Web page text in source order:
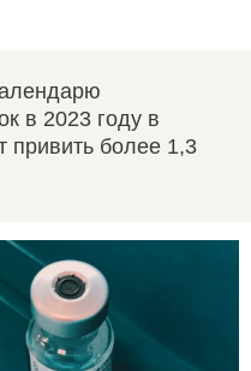
в 2023 году в
привить более 1,3